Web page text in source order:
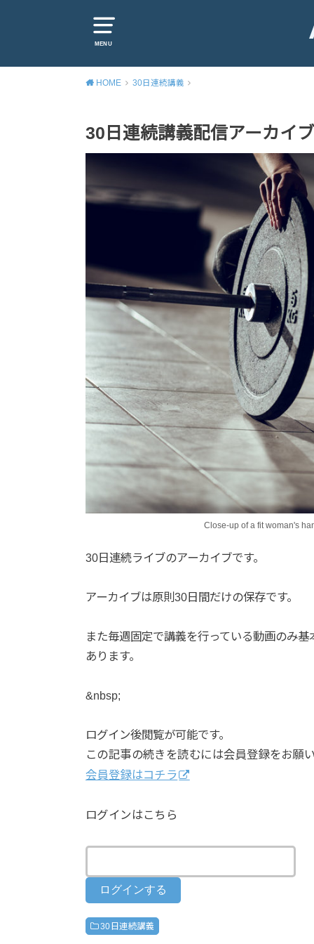
MENU
HOME 30日連続講義
30日連続講義配信アーカイ
Close-up of a fit woman's
30日連続ライブのアーカイブです。
アーカイブは原則30日間だけの保存です。
また毎週固定で講義を行っている動画のみ
あります。
&nbsp;
ログイン後閲覧が可能です。
この記事の続きを読むには会員登録をお願
会員登録はコチラ
ログインはこちら
30日連続講義